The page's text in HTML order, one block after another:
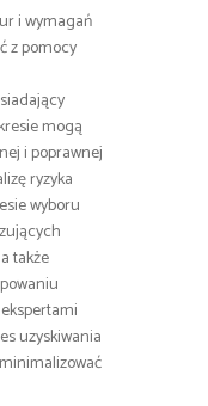
i wymagań
z pomocy
mogą
i poprawnej
ryzyka
wyboru
także
uzyskiwania